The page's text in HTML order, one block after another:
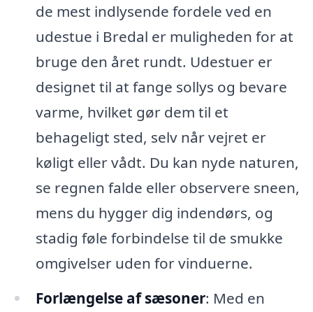
de mest indlysende fordele ved en
udestue i Bredal er muligheden for at
bruge den året rundt. Udestuer er
designet til at fange sollys og bevare
varme, hvilket gør dem til et
behageligt sted, selv når vejret er
køligt eller vådt. Du kan nyde naturen,
se regnen falde eller observere sneen,
mens du hygger dig indendørs, og
stadig føle forbindelse til de smukke
omgivelser uden for vinduerne.
Forlængelse af sæsoner: Med en